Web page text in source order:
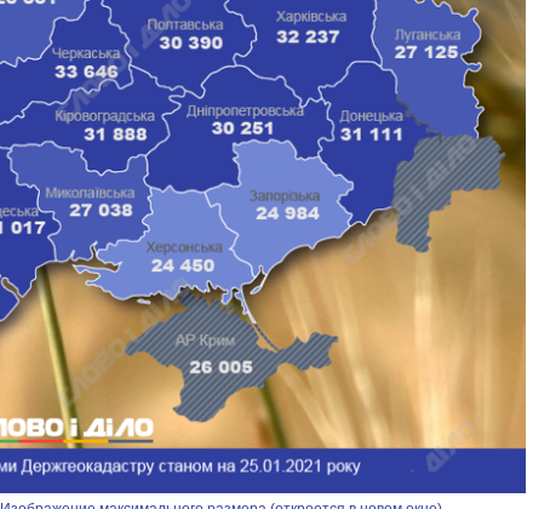
должность
руководителя СВР